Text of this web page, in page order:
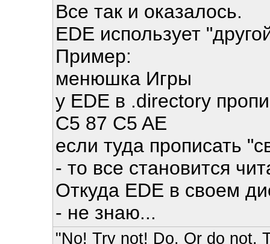
Все так и оказалось.
EDE использует
Пример:
менюшка Игры
у EDE в .directory
C5 87 C5 AE
если туда прописать
- то все становится
Откуда EDE в своем
- не знаю...
"No! Try not! Do. Or do not.